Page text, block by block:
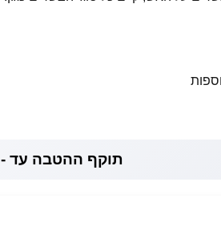
תוקף ההטבה עד - 08.09.2026